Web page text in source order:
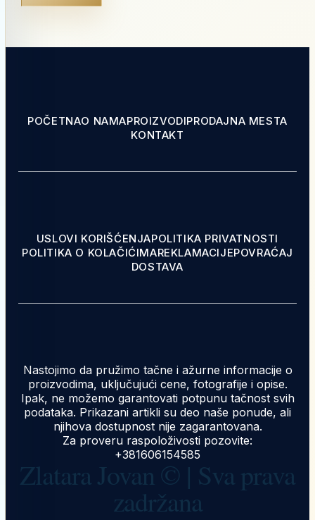
POČETNAO NAMAPROIZVODIPRODAJNA MESTA
KONTAKT
USLOVI KORIŠĆENJAPOLITIKA PRIVATNOSTI
POLITIKA O KOLAČIĆIMAREKLAMACIJEPOVRAĆAJ
DOSTAVA
Nastojimo da pružimo tačne i ažurne informacije o
proizvodima, uključujući cene, fotografije i opise.
Ipak, ne možemo garantovati potpunu tačnost svih
podataka. Prikazani artikli su deo naše ponude, ali
njihova dostupnost nije zagarantovana.
Za proveru raspoloživosti pozovite:
+381606154585
Zlatara Jovan © | Sva prava
zadržana